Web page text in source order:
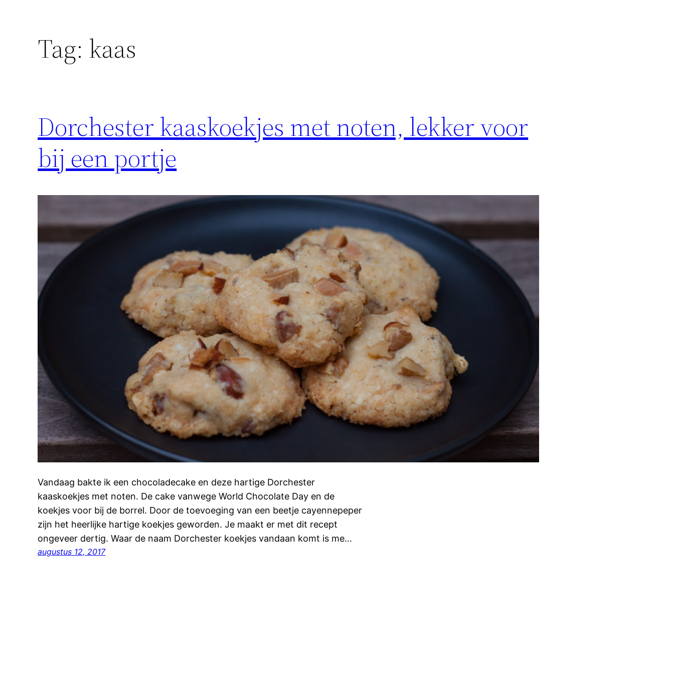
Tag: kaas
Dorchester kaaskoekjes met noten, lekker voor
bij een portje
Vandaag bakte ik een chocoladecake en deze hartige Dorchester
kaaskoekjes met noten. De cake vanwege World Chocolate Day en de
koekjes voor bij de borrel. Door de toevoeging van een beetje cayennepeper
zijn het heerlijke hartige koekjes geworden. Je maakt er met dit recept
ongeveer dertig. Waar de naam Dorchester koekjes vandaan komt is me…
augustus 12, 2017